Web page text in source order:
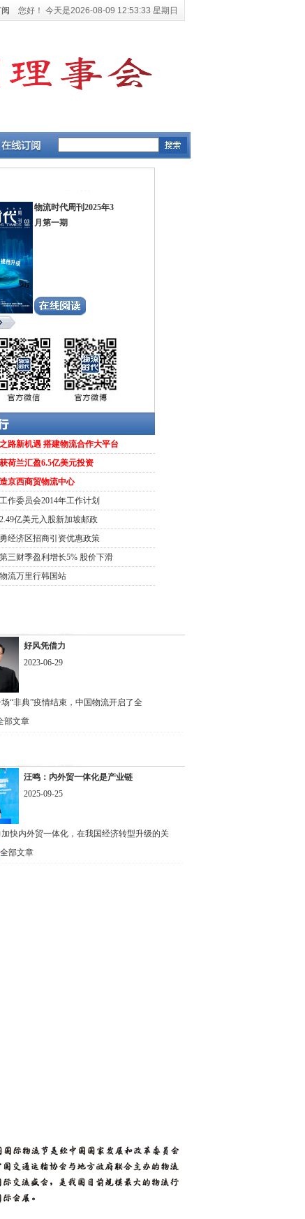
您好！ 今天是2026-08-09 12:53:34 星期日
物流时代周刊2025年3
月第一期
路新机遇 搭建物流合作大平台
荷兰汇盈6.5亿美元投资
京西商贸物流中心
作委员会2014年工作计划​
亿美元入股新加坡邮政
经济区招商引资优惠政策
三财季盈利增长5% 股价下滑
流万里行韩国站
好风凭借力
2023-06-29
“非典”疫情结束，中国物流开启了全
部文章
汪鸣：内外贸一体化是产业链
2025-09-25
快内外贸一体化，在我国经济转型升级的关
部文章